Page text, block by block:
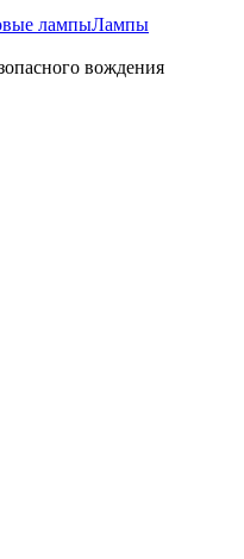
лампыЛампы
вождения